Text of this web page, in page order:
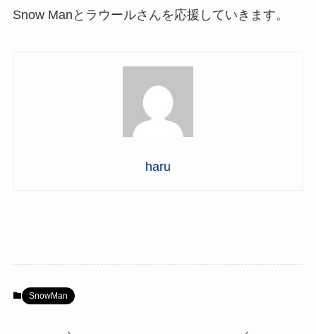
Snow Manとラウールさんを応援していきます。
haru
SnowMan